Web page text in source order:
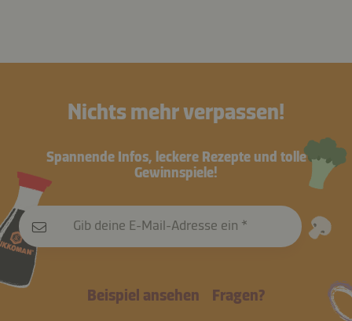
Nichts mehr verpassen!
Spannende Infos, leckere Rezepte und tolle
Gewinnspiele!
Gib deine E-Mail-Adresse ein
Beispiel ansehen Fragen?